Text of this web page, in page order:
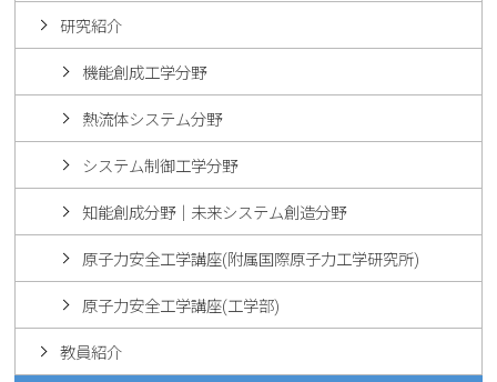
研究紹介
機能創成工学分野
熱流体システム分野
システム制御工学分野
知能創成分野｜未来システム創造分野
原子力安全工学講座(附属国際原子力工学研究所)
原子力安全工学講座(工学部)
教員紹介